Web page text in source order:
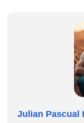
Julian Pascual